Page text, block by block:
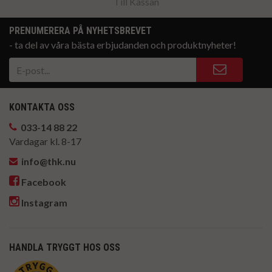
PRENUMERERA PÅ NYHETSBREVET
- ta del av våra bästa erbjudanden och produktnyheter!
KONTAKTA OSS
033-14 88 22
Vardagar kl. 8-17
info@thk.nu
Facebook
Instagram
HANDLA TRYGGT HOS OSS